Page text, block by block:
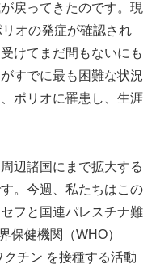
戻ってきたのです。現
オの発症が確認され
けてまだ間もないにも
すでに最も困難な状況
ポリオに罹患し、生涯
辺諸国にまで拡大する
。今週、私たちはこの
フと国連パレスチナ難
保健機関（WHO）
チン を接種する活動